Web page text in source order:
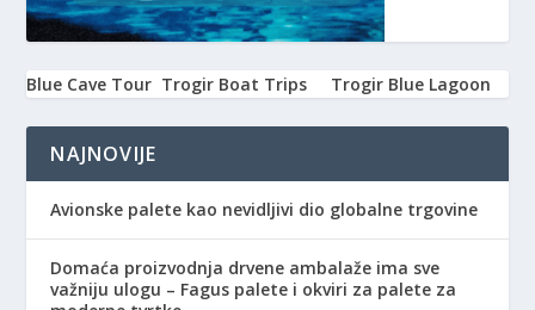
Blue Cave Tour Trogir Boat Trips Trogir Blue Lagoon
NAJNOVIJE
Avionske palete kao nevidljivi dio globalne trgovine
Domaća proizvodnja drvene ambalaže ima sve
važniju ulogu – Fagus palete i okviri za palete za